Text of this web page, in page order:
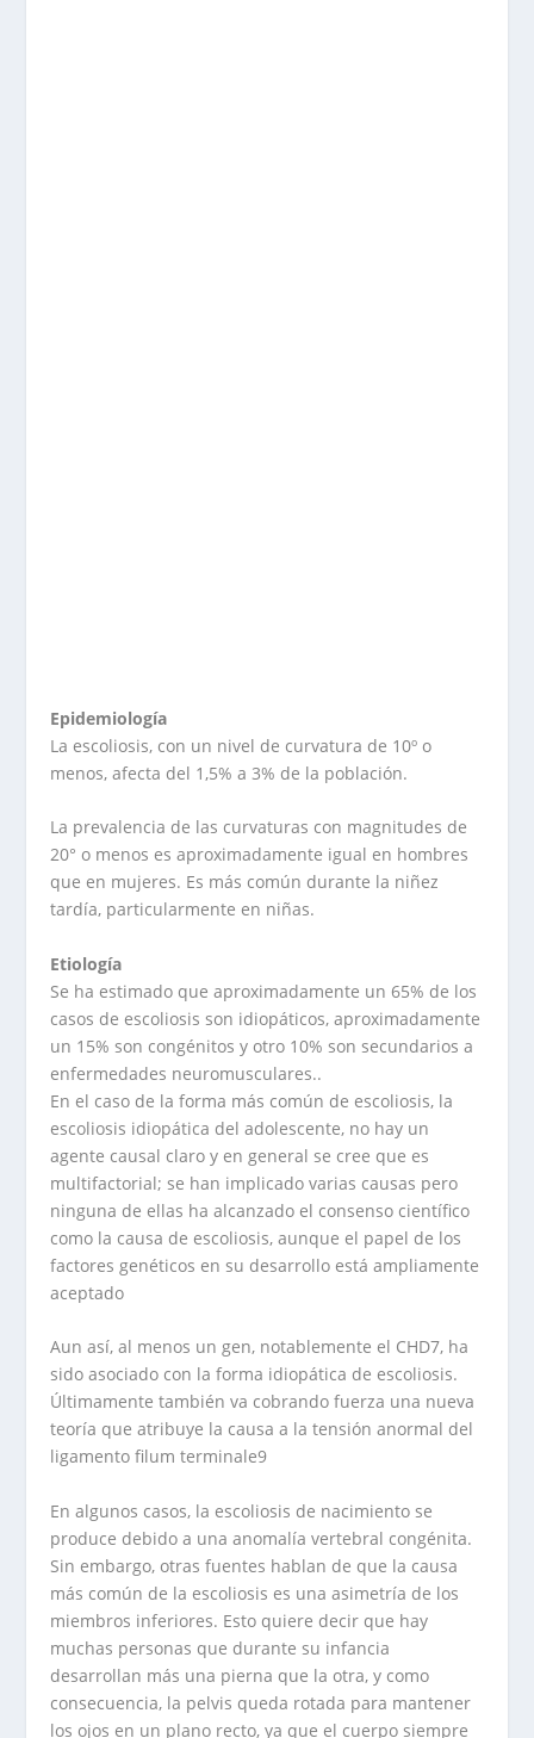
Epidemiología
La escoliosis, con un nivel de curvatura de 10º o
menos, afecta del 1,5% a 3% de la población.
La prevalencia de las curvaturas con magnitudes de
20° o menos es aproximadamente igual en hombres
que en mujeres. Es más común durante la niñez
tardía, particularmente en niñas.
Etiología
Se ha estimado que aproximadamente un 65% de los
casos de escoliosis son idiopáticos, aproximadamente
un 15% son congénitos y otro 10% son secundarios a
enfermedades neuromusculares..
En el caso de la forma más común de escoliosis, la
escoliosis idiopática del adolescente, no hay un
agente causal claro y en general se cree que es
multifactorial; se han implicado varias causas pero
ninguna de ellas ha alcanzado el consenso científico
como la causa de escoliosis, aunque el papel de los
factores genéticos en su desarrollo está ampliamente
aceptado
Aun así, al menos un gen, notablemente el CHD7, ha
sido asociado con la forma idiopática de escoliosis.
Últimamente también va cobrando fuerza una nueva
teoría que atribuye la causa a la tensión anormal del
ligamento filum terminale9
En algunos casos, la escoliosis de nacimiento se
produce debido a una anomalía vertebral congénita.
Sin embargo, otras fuentes hablan de que la causa
más común de la escoliosis es una asimetría de los
miembros inferiores. Esto quiere decir que hay
muchas personas que durante su infancia
desarrollan más una pierna que la otra, y como
consecuencia, la pelvis queda rotada para mantener
los ojos en un plano recto, ya que el cuerpo siempre